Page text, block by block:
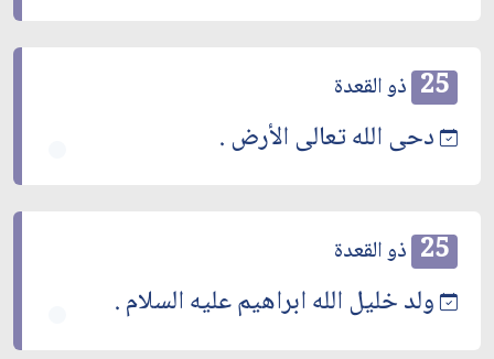
25 ذو القعدة
دحى الله تعالى الأرض .
25 ذو القعدة
ولد خليل الله ابراهيم عليه السلام .